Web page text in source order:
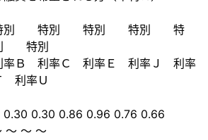
別 特別 特別 特別 特
特別
Ｂ 利率Ｃ 利率Ｅ 利率Ｊ 利率
利率Ｕ
0.30 0.30 0.86 0.96 0.76 0.66
～ ～ ～